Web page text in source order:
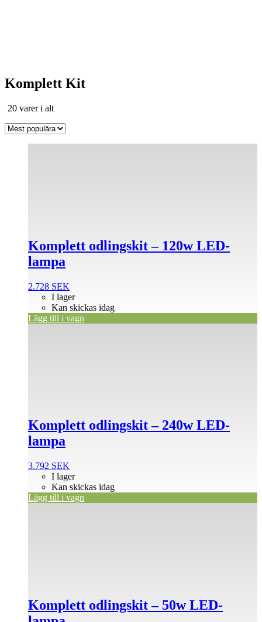
Komplett Kit
20 varer i altSortera
popularitet
Komplett odlingskit – 120w LED-
lampa
2.728 SEK
I lager
Kan skickas idag
Lägg till i vagn
Komplett odlingskit – 240w LED-
lampa
3.792 SEK
I lager
Kan skickas idag
Lägg till i vagn
Komplett odlingskit – 50w LED-